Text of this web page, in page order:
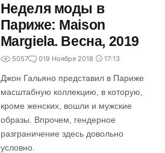
Неделя моды в
Париже: Maison
Margiela. Весна, 2019
5057 019 Ноября 2018 17:13
Джон Гальяно представил в Париже
масштабную коллекцию, в которую,
кроме женских, вошли и мужские
образы. Впрочем, гендерное
разграничение здесь довольно
условно.